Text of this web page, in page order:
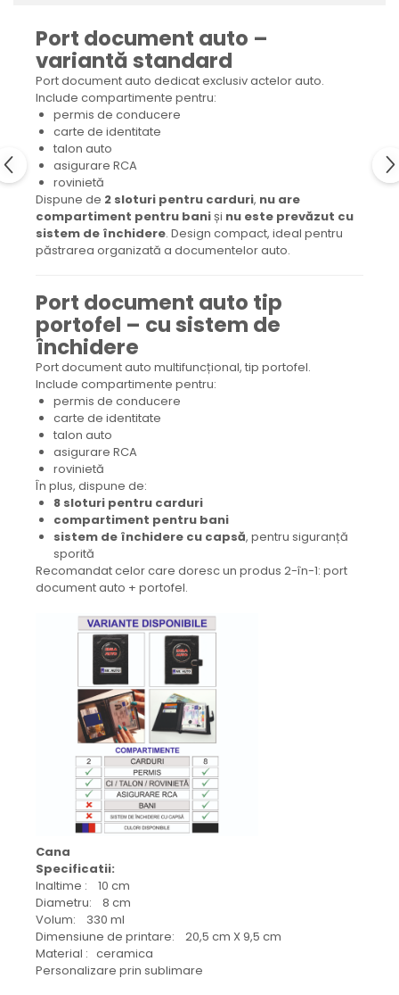
Port document auto –
variantă standard
Port document auto dedicat exclusiv actelor auto.
Include compartimente pentru:
permis de conducere
carte de identitate
talon auto
asigurare RCA
rovinietă
Dispune de 2 sloturi pentru carduri, nu are
compartiment pentru baniși nu este prevăzut cu
sistem de închidere. Design compact, ideal pentru
păstrarea organizată a documentelor auto.
Port document auto tip
portofel – cu sistem de
închidere
Port document auto multifuncțional, tip portofel.
Include compartimente pentru:
permis de conducere
carte de identitate
talon auto
asigurare RCA
rovinietă
În plus, dispune de:
8 sloturi pentru carduri
compartiment pentru bani
sistem de închidere cu capsă, pentru siguranță
sporită
Recomandat celor care doresc un produs 2-în-1: port
document auto + portofel.
Cana
Specificatii:
Inaltime : 10 cm
Diametru: 8 cm
Volum: 330 ml
Dimensiune de printare: 20,5 cm X 9,5 cm
Material : ceramica
Personalizare prin sublimare